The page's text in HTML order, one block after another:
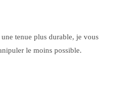
tenue plus durable, je vous
le moins possible.